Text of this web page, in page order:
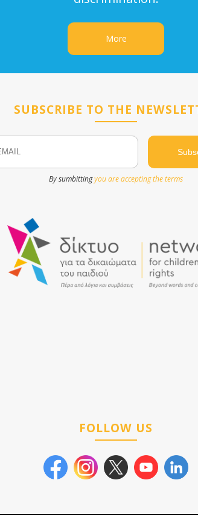
More
SUBSCRIBE TO THE
Name
By sumbittingyou are accepting the terms
FOLLOW US